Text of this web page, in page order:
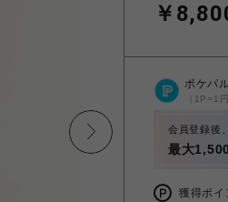
￥
ポケパ
（1P=1
会員登録後
最大
獲得ポイ